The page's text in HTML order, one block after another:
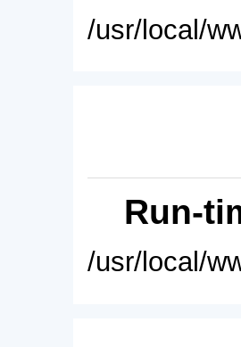
/usr/local/
Run-
/usr/local/